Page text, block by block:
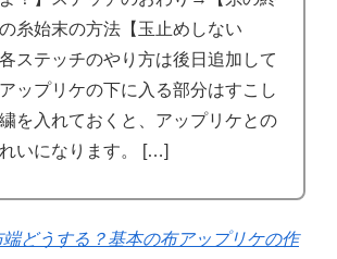
糸始末の方法【玉止めしない
ステッチのやり方は後日追加して
ップリケの下に入る部分はすこし
を入れておくと、アップリケとの
いになります。 […]
端どうする？基本の布アップリケの作